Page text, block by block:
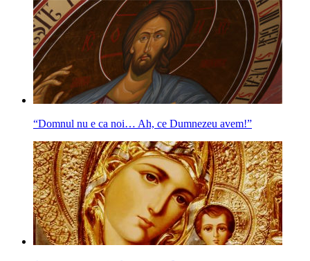
“Domnul nu e ca noi… Ah, ce Dumnezeu avem!”